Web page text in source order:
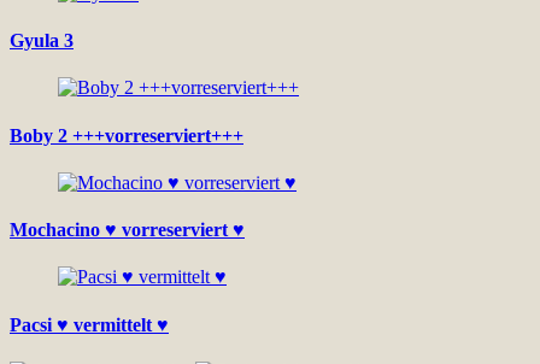
Gyula 3
Boby 2 +++vorreserviert+++
Mochacino ♥ vorreserviert ♥
Pacsi ♥ vermittelt ♥